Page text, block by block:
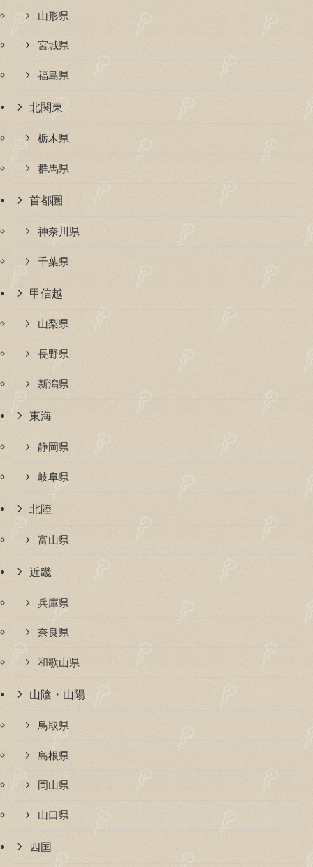
山形県
宮城県
福島県
北関東
栃木県
群馬県
首都圏
神奈川県
千葉県
甲信越
山梨県
長野県
新潟県
東海
静岡県
岐阜県
北陸
富山県
近畿
兵庫県
奈良県
和歌山県
山陰・山陽
鳥取県
島根県
岡山県
山口県
四国